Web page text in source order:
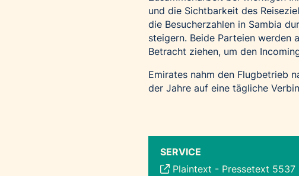
und die Sichtbarkeit des
die Besucherzahlen in Sambia
steigern. Beide Parteien werden
Betracht ziehen, um den
Emirates nahm den Flugbetrieb
der Jahre auf eine tägliche
SERVICE
Plaintext - Pressetext 5537